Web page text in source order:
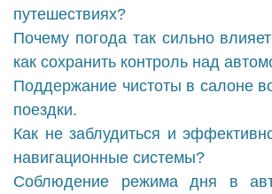
путешествиях?
Почему погода так сильно
как сохранить контроль над
Поддержание чистоты в салоне
поездки.
Как не заблудиться и
навигационные системы?
Соблюдение режима дня в